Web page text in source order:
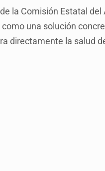
la Comisión Estatal del
una solución
directamente la salud